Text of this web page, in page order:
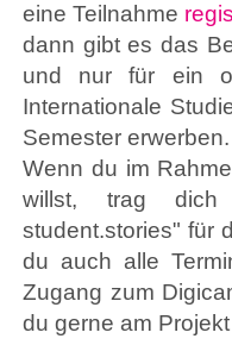
eine Teilnahme
dann gibt es das
und nur für ein
Internationale
Semester erwerben.
Wenn du im
willst, trag dich
student.stories" für
du auch alle
Zugang zum
du gerne am